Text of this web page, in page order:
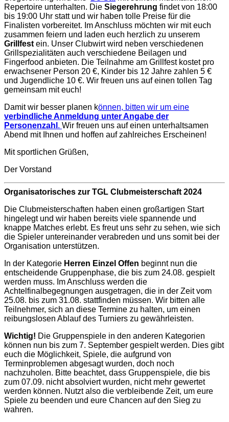
Repertoire unterhalten. Die Siegerehrung findet von 18:00
bis 19:00 Uhr statt und wir haben tolle Preise für die
Finalisten vorbereitet. Im Anschluss möchten wir mit euch
zusammen feiern und laden euch herzlich zu unserem
Grillfest ein. Unser Clubwirt wird neben verschiedenen
Grillspezialitäten auch verschiedene Beilagen und
Fingerfood anbieten. Die Teilnahme am Grillfest kostet pro
erwachsener Person 20 €, Kinder bis 12 Jahre zahlen 5 €
und Jugendliche 10 €. Wir freuen uns auf einen tollen Tag
gemeinsam mit euch!
Damit wir besser planen können, bitten wir um eine
verbindliche Anmeldung unter Angabe der
Personenzahl . Wir freuen uns auf einen unterhaltsamen
Abend mit Ihnen und hoffen auf zahlreiches Erscheinen!
Mit sportlichen Grüßen,
Der Vorstand
Organisatorisches zur TGL Clubmeisterschaft 2024
Die Clubmeisterschaften haben einen großartigen Start
hingelegt und wir haben bereits viele spannende und
knappe Matches erlebt. Es freut uns sehr zu sehen, wie sich
die Spieler untereinander verabreden und uns somit bei der
Organisation unterstützen.
In der Kategorie Herren Einzel Offen beginnt nun die
entscheidende Gruppenphase, die bis zum 24.08. gespielt
werden muss. Im Anschluss werden die
Achtelfinalbegegnungen ausgetragen, die in der Zeit vom
25.08. bis zum 31.08. stattfinden müssen. Wir bitten alle
Teilnehmer, sich an diese Termine zu halten, um einen
reibungslosen Ablauf des Turniers zu gewährleisten.
Wichtig! Die Gruppenspiele in den anderen Kategorien
können nun bis zum 7. September gespielt werden. Dies gibt
euch die Möglichkeit, Spiele, die aufgrund von
Terminproblemen abgesagt wurden, doch noch
nachzuholen. Bitte beachtet, dass Gruppenspiele, die bis
zum 07.09. nicht absolviert wurden, nicht mehr gewertet
werden können. Nutzt also die verbleibende Zeit, um eure
Spiele zu beenden und eure Chancen auf den Sieg zu
wahren.